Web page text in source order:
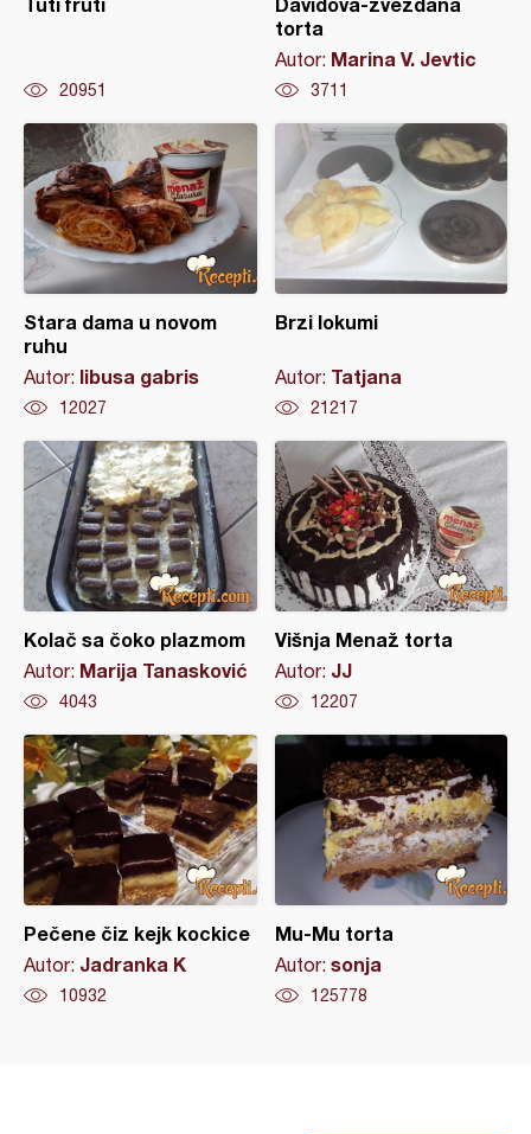
20951
torta
Autor: Marina V. Jevtic
3711
Stara dama u novom
ruhu
Autor: libusa gabris
12027
Brzi lokumi
Autor: Tatjana
21217
Kolač sa čoko plazmom
Autor: Marija Tanasković
4043
Višnja Menaž torta
Autor: JJ
12207
Pečene čiz kejk kockice
Autor: Jadranka K
10932
Mu-Mu torta
Autor: sonja
125778